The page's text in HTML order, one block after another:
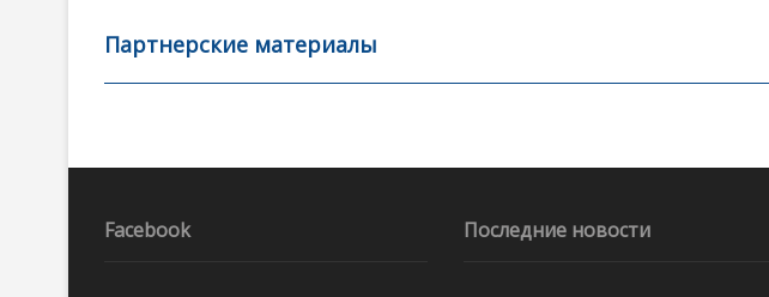
b
o
k
er l
а
в
ть
Партнерские материалы
Навигация
записям
Facebook Последние новости